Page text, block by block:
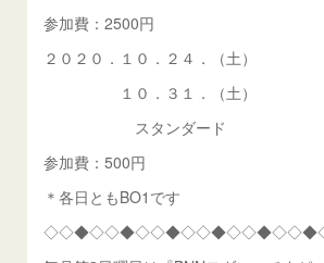
参加費：2500円
２０２０．１０．２４．（土）
１０．３１．（土）
スタンダード
参加費：500円
＊各日ともBO1です